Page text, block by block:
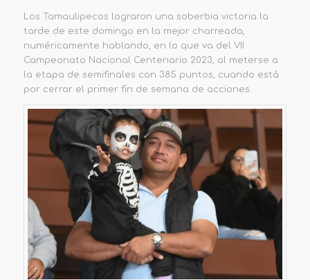
Los Tamaulipecos lograron una soberbia victoria la
tarde de este domingo en la mejor charreada,
numéricamente hablando, en lo que va del VII
Campeonato Nacional Centenario 2023, al meterse a
la etapa de semifinales con 385 puntos, cuando está
por cerrar el primer fin de semana de acciones.